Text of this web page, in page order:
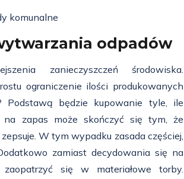
odpadów
zanieczyszczeń środowiska.
ograniczenie ilości produkowanych
Podstawą będzie kupowanie tyle, ile
na zapas może skończyć się tym, że
W tym wypadku zasada częściej,
zamiast decydowania się na
się w materiałowe torby.